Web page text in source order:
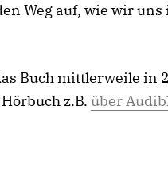
Weg auf, wie wir uns
Buch mittlerweile in
z.B. über